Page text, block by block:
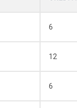
6
12
6